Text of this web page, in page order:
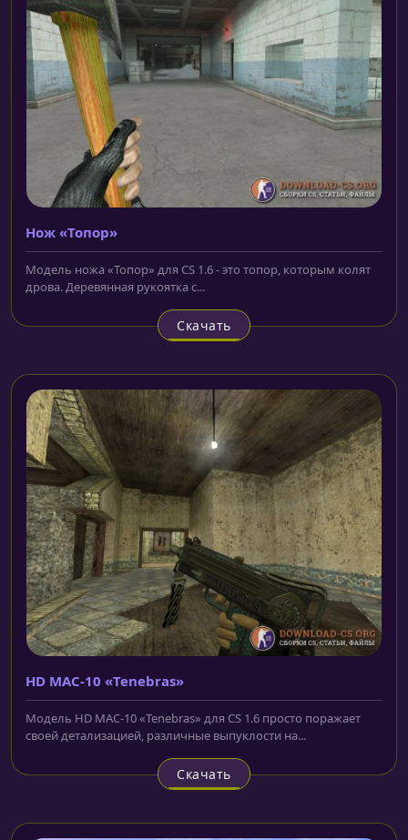
Нож «Топор»
Модель ножа «Топор» для CS 1.6 - это топор, которым колят
дрова. Деревянная рукоятка с...
Скачать
HD MAC-10 «Tenebras»
Модель HD MAC-10 «Tenebras» для CS 1.6 просто поражает
своей детализацией, различные выпуклости на...
Скачать